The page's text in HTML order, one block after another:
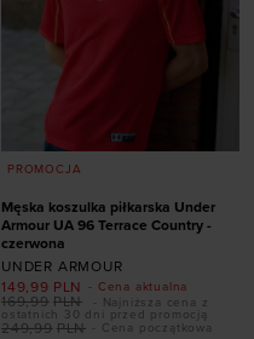
PROMOCJA
Męska koszulka piłkarska Under
Armour UA 96 Terrace Country -
czerwona
UNDER ARMOUR
- Cena aktualna
149,99 PLN
- Cena początkowa
249,99 PLN
169,99 PLN
- Najniższa cena z
ostatnich 30 dni przed promocją